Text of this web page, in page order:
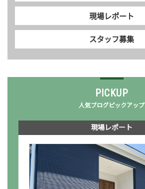
現場レポート
スタッフ募集
PICKUP
人気ブログピックアップ
現場レポート